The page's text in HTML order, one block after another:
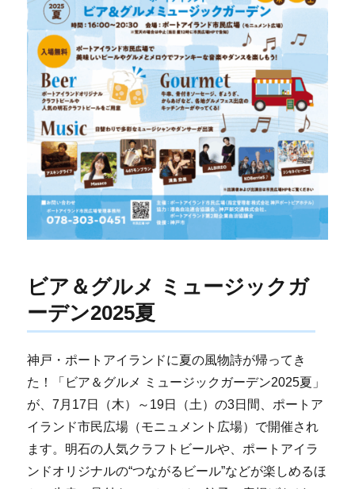
ビア＆グルメ ミュージックガ
ーデン2025夏
神戸・ポートアイランドに夏の風物詩が帰ってき
た！「ビア＆グルメ ミュージックガーデン2025夏」
が、7月17日（木）～19日（土）の3日間、ポートア
イランド市民広場（モニュメント広場）で開催され
ます。明石の人気クラフトビールや、ポートアイラ
ンドオリジナルの“つながるビール”などが楽しめるほ